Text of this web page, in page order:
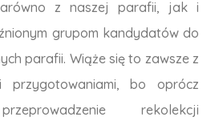
z naszej parafii, jak i
grupom kandydatów do
parafii. Wiąże się to zawsze z
przygotowaniami, bo oprócz
rekolekcji